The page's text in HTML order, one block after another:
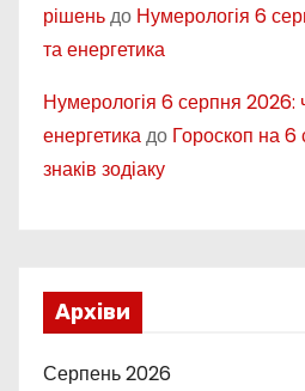
рішеньдо Нумерологія 6
та енергетика
Нумерологія 6 серпня 2026:
енергетикадо Гороскоп на 6
знаків зодіаку
Архіви
Серпень 2026